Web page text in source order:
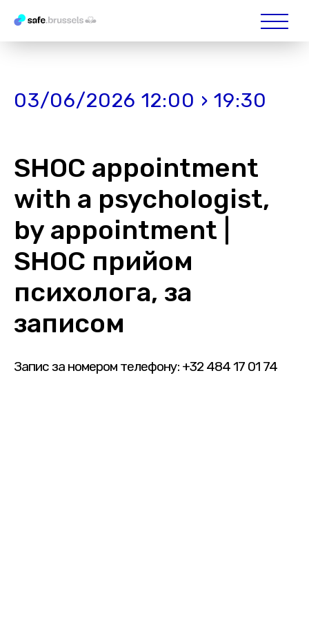
03/06/2026 12:00 › 19:30
SHOC appointment
with a psychologist,
by appointment |
SHOC прийом
психолога, за
записом
Запис за номером телефону: +32 484 17 01 74